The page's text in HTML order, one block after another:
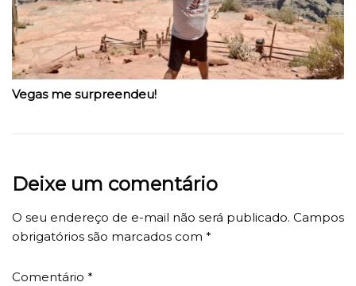
Vegas me surpreendeu!
Deixe um comentário
O seu endereço de e-mail não será publicado. Campos
obrigatórios são marcados com *
Comentário *